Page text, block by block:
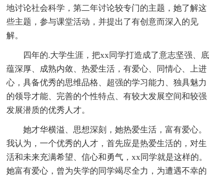
地讨论社会科学，第二年讨论较专门的主题，她了解这
些主题，参与课堂活动，并提出了有创意而深入的见
解。
四年的.大学生涯，把xx同学打造成了意志坚强、底
蕴深厚、成熟内敛、热爱生活，有爱心、同情心、上进
心，具备优秀的思维品格、超强的学习能力、独具魅力
的领导才能、完善的个性特点、有较大发展空间和较强
发展潜质的优秀人才。
她才华横溢、思想深刻，她热爱生活，富有爱心。
我认为，一个优秀的人才，首先应是热爱生活的，对生
活和未来充满希望、信心和勇气，xx同学就是这样的。
她富有爱心，曾为失学的同学竭尽全力，为遭遇不幸的